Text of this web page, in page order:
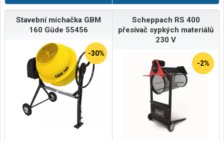
Stavební míchačka GBM
160 Güde 55456
-30%
Scheppach RS 400
přesívač sypkých materiálů
230 V
-2%